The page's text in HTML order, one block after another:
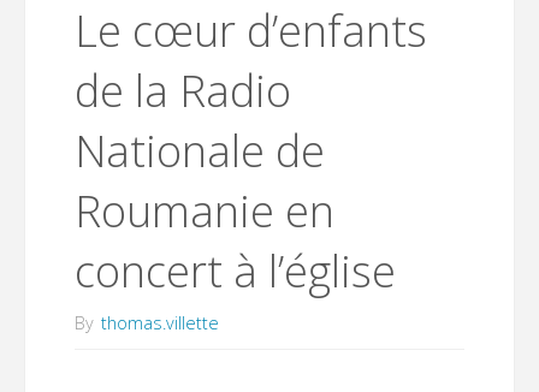
Le cœur d’enfants
de la Radio
Nationale de
Roumanie en
concert à l’église
By thomas.villette